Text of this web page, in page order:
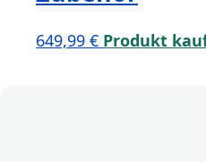
649,99 € Produkt